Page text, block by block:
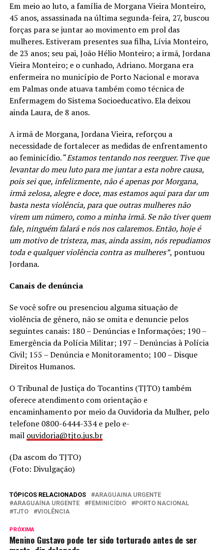
Em meio ao luto, a família de Morgana Vieira Monteiro,
45 anos, assassinada na última segunda-feira, 27, buscou
forças para se juntar ao movimento em prol das
mulheres. Estiveram presentes sua filha, Lívia Monteiro,
de 23 anos; seu pai, João Hélio Monteiro; a irmã, Jordana
Vieira Monteiro; e o cunhado, Adriano. Morgana era
enfermeira no município de Porto Nacional e morava
em Palmas onde atuava também como técnica de
Enfermagem do Sistema Socioeducativo. Ela deixou
ainda Laura, de 8 anos.
A irmã de Morgana, Jordana Vieira, reforçou a
necessidade de fortalecer as medidas de enfrentamento
ao feminicídio. “Estamos tentando nos reerguer. Tive que
levantar do meu luto para me juntar a esta nobre causa,
pois sei que, infelizmente, não é apenas por Morgana,
irmã zelosa, alegre e doce, mas estamos aqui para dar um
basta nesta violência, para que outras mulheres não
virem um número, como a minha irmã. Se não tiver quem
fale, ninguém falará e nós nos calaremos. Então, hoje é
um motivo de tristeza, mas, ainda assim, nós repudiamos
toda e qualquer violência contra as mulheres”, pontuou
Jordana.
Canais de denúncia
Se você sofre ou presenciou alguma situação de
violência de gênero, não se omita e denuncie pelos
seguintes canais: 180 – Denúncias e Informações; 190 –
Emergência da Polícia Militar; 197 – Denúncias à Polícia
Civil; 155 – Denúncia e Monitoramento; 100 – Disque
Direitos Humanos.
O Tribunal de Justiça do Tocantins (TJTO) também
oferece atendimento com orientação e
encaminhamento por meio da Ouvidoria da Mulher, pelo
telefone 0800-6444-334 e pelo e-
mail ouvidoria@tjto.jus.br
(Da ascom do TJTO)
(Foto: Divulgação)
TÓPICOS RELACIONADOS
ARAGUAINA URGENTE
ARAGUAÍNA URGENTE
FEMINICÍDIO
PORTO NACIONAL
TJTO
VIOLÊNCIA
PRÓXIMA
Menino Gustavo pode ter sido torturado antes de ser